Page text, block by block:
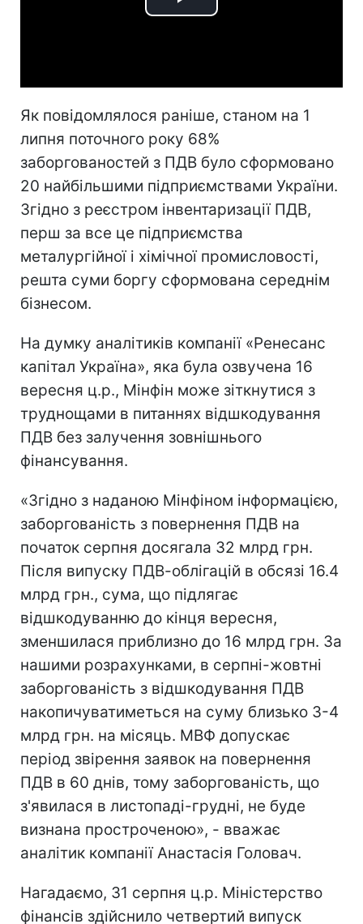
Play
Як повідомлялося раніше, станом на 1
липня поточного року 68%
заборгованостей з ПДВ було сформовано
20 найбільшими підприємствами України.
Згідно з реєстром інвентаризації ПДВ,
перш за все це підприємства
металургійної і хімічної промисловості,
решта суми боргу сформована середнім
бізнесом.
На думку аналітиків компанії «Ренесанс
капітал Україна», яка була озвучена 16
вересня ц.р., Мінфін може зіткнутися з
труднощами в питаннях відшкодування
ПДВ без залучення зовнішнього
фінансування.
«Згідно з наданою Мінфіном інформацією,
заборгованість з повернення ПДВ на
початок серпня досягала 32 млрд грн.
Після випуску ПДВ-облігацій в обсязі 16.4
млрд грн., сума, що підлягає
відшкодуванню до кінця вересня,
зменшилася приблизно до 16 млрд грн. За
нашими розрахунками, в серпні-жовтні
заборгованість з відшкодування ПДВ
накопичуватиметься на суму близько 3-4
млрд грн. на місяць. МВФ допускає
період звірення заявок на повернення
ПДВ в 60 днів, тому заборгованість, що
з'явилася в листопаді-грудні, не буде
визнана простроченою», - вважає
аналітик компанії Анастасія Головач.
Нагадаємо, 31 серпня ц.р. Міністерство
фінансів здійснило четвертий випуск